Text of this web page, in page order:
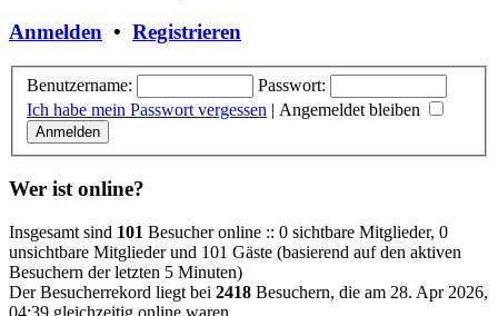
Anmelden • Registrieren
Benutzername:
Passwort:
Ich habe mein Passwort vergessen | Angemeldet bleiben
Wer ist online?
Insgesamt sind 101 Besucher online :: 0 sichtbare Mitglieder, 0
unsichtbare Mitglieder und 101 Gäste (basierend auf den aktiven
Besuchern der letzten 5 Minuten)
Der Besucherrekord liegt bei 2418 Besuchern, die am 28. Apr 2026,
04:39 gleichzeitig online waren.